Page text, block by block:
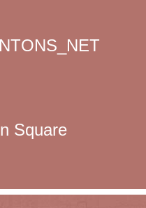
Square